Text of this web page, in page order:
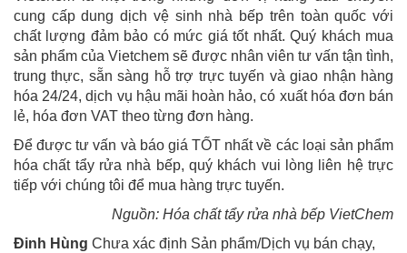
cung cấp dung dịch vệ sinh nhà bếp trên toàn quốc với
chất lượng đảm bảo có mức giá tốt nhất. Quý khách mua
sản phẩm của Vietchem sẽ được nhân viên tư vấn tận tình,
trung thực, sẵn sàng hỗ trợ trực tuyến và giao nhận hàng
hóa 24/24, dịch vụ hậu mãi hoàn hảo, có xuất hóa đơn bán
lẻ, hóa đơn VAT theo từng đơn hàng.
Để được tư vấn và báo giá TỐT nhất về các loại sản phẩm
hóa chất tẩy rửa nhà bếp, quý khách vui lòng liên hệ trực
tiếp với chúng tôi để mua hàng trực tuyến.
Nguồn: Hóa chất tẩy rửa nhà bếp VietChem
Đinh Hùng Chưa xác định Sản phẩm/Dịch vụ bán chạy,